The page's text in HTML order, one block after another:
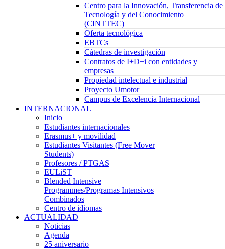
Centro para la Innovación, Transferencia de
Tecnología y del Conocimiento
(CINTTEC)
Oferta tecnológica
EBTCs
Cátedras de investigación
Contratos de I+D+i con entidades y
empresas
Propiedad intelectual e industrial
Proyecto Umotor
Campus de Excelencia Internacional
INTERNACIONAL
Inicio
Estudiantes internacionales
Erasmus+ y movilidad
Estudiantes Visitantes (Free Mover
Students)
Profesores / PTGAS
EULiST
Blended Intensive
Programmes/Programas Intensivos
Combinados
Centro de idiomas
ACTUALIDAD
Noticias
Agenda
25 aniversario